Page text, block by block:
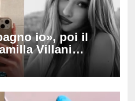
io», poi il
Villani
anni dopo lo
un muro,